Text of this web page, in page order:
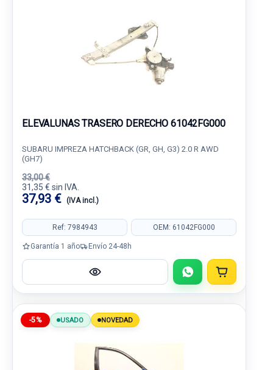
ELEVALUNAS TRASERO DERECHO 61042FG000
SUBARU IMPREZA HATCHBACK (GR, GH, G3) 2.0 R AWD
(GH7)
33,00 €
31,35 € sin IVA.
37,93 € (IVA incl.)
Ref: 7984943 OEM: 61042FG000
Garantía 1 año Envío 24-48h
-5% USADO NOVEDAD